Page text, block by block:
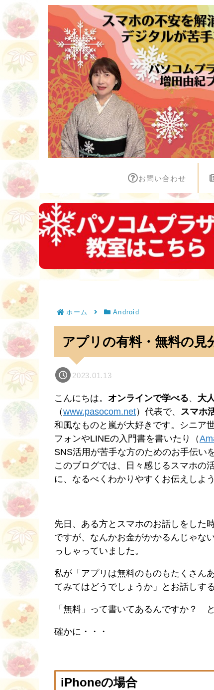
お問い合わせ
ホーム Android
アプリの有料・無料の見
2023.01.13
こんにちは。 オンラインで学べる、 大
（www.pasocom.net）代表で、 スマホ
和風なものと嵐が大好きです。シニア
フォンやLINEの入門書を書いたり（
SNS活用が苦手な方のためのお手伝い
このブログでは、日々感じるスマホの
に、なるべくわかりやすくお伝えしよ
先日、ある方とスマホのお話しをした
ですが、なんかお金がかかるんじゃな
っしゃっていました。
私が「アプリは無料のものもたくさん
てみてはどうでしょうか」とお話しす
「無料」って書いてあるんですか？
確かに・・・
iPhoneの場合